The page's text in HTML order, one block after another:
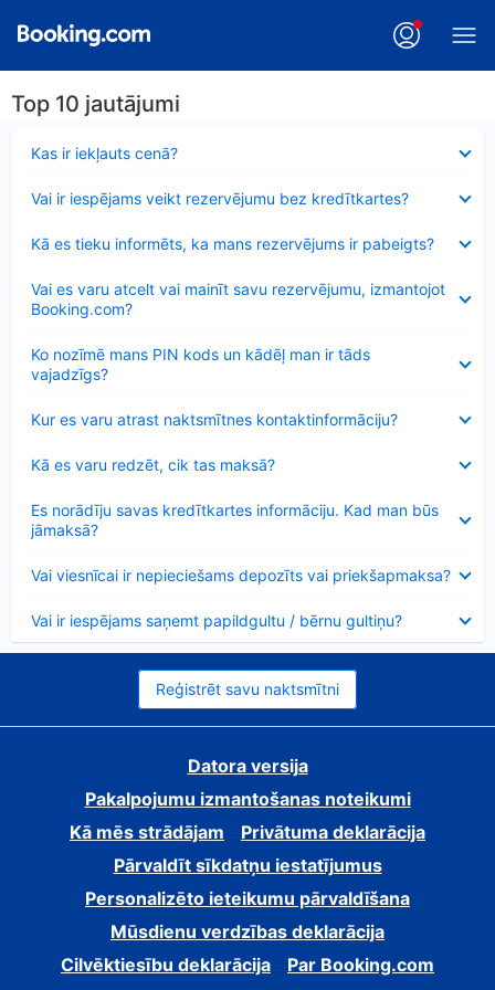
Top 10 jautājumi
Kas ir iekļauts cenā?
Vai ir iespējams veikt rezervējumu bez kredītkartes?
Kā es tieku informēts, ka mans rezervējums ir pabeigts?
Vai es varu atcelt vai mainīt savu rezervējumu, izmantojot
Booking.com?
Ko nozīmē mans PIN kods un kādēļ man ir tāds
vajadzīgs?
Kur es varu atrast naktsmītnes kontaktinformāciju?
Kā es varu redzēt, cik tas maksā?
Es norādīju savas kredītkartes informāciju. Kad man būs
jāmaksā?
Vai viesnīcai ir nepieciešams depozīts vai priekšapmaksa?
Vai ir iespējams saņemt papildgultu / bērnu gultiņu?
Reģistrēt savu naktsmītni
Datora versija
Pakalpojumu izmantošanas noteikumi
Kā mēs strādājam
Privātuma deklarācija
Pārvaldīt sīkdatņu iestatījumus
Personalizēto ieteikumu pārvaldīšana
Mūsdienu verdzības deklarācija
Cilvēktiesību deklarācija
Par Booking.com